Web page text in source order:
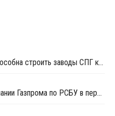
В Газпроме заявили, что РФ способна строить заводы СПГ как у себя, так и за рубежом
Чистая прибыль головной компании Газпрома по РСБУ в первом полугодии составила 78 млрд рублей